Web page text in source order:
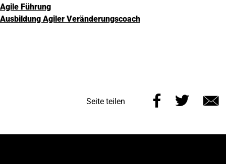
Agile Führung
Ausbildung Agiler Veränderungscoach
Seite teilen
Diese
auf
Diese
auf